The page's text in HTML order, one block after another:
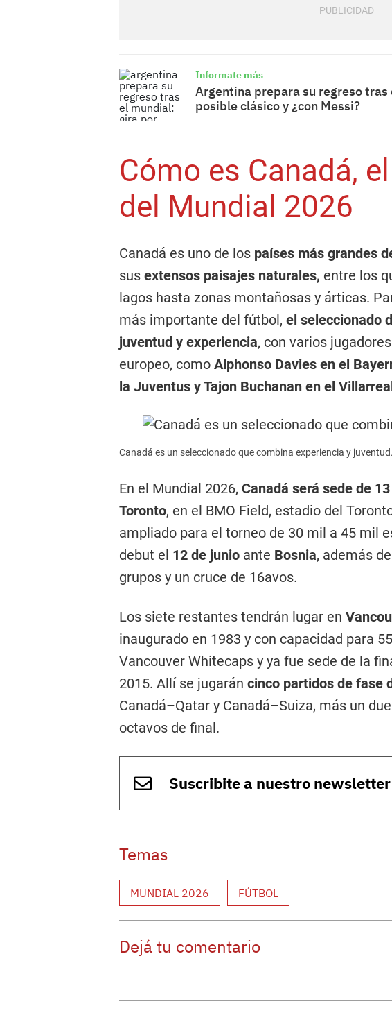
Informate más
Argentina prepara su regreso
posible clásico y ¿con Messi?
Cómo es Canadá,
del Mundial 2026
Canadá es uno de los países más grandes
sus extensos paisajes naturales, entre los
lagos hasta zonas montañosas y árticas.
más importante del fútbol, el seleccionado
juventud y experiencia, con varios
europeo, como Alphonso Davies en el
la Juventus y Tajon Buchanan en el
Canadá es un seleccionado que combina experiencia y juventud.
En el Mundial 2026, Canadá será sede de
Toronto, en el BMO Field, estadio del
ampliado para el torneo de 30 mil a 45 mil
debut el 12 de junio ante Bosnia, además
grupos y un cruce de 16avos.
Los siete restantes tendrán lugar en
inaugurado en 1983 y con capacidad para
Vancouver Whitecaps y ya fue sede de la
2015. Allí se jugarán cinco partidos de fase
Canadá–Qatar y Canadá–Suiza, más un
octavos de final.
Suscribite a nuestro newsletter
Temas
MUNDIAL 2026 FÚTBOL
Dejá tu comentario